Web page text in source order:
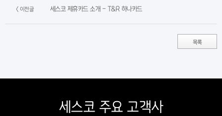
< 이전글 세스코 제휴카드 소개 - T&R 하나카드
목록
세스코 주요 고객사